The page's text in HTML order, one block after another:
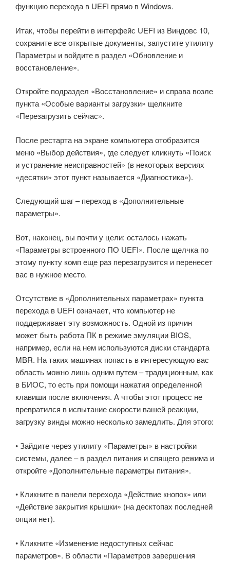
функцию перехода в UEFI прямо в Windows.
Итак, чтобы перейти в интерфейс UEFI из Виндовс 10,
сохраните все открытые документы, запустите утилиту
Параметры и войдите в раздел «Обновление и
восстановление».
Откройте подраздел «Восстановление» и справа возле
пункта «Особые варианты загрузки» щелкните
«Перезагрузить сейчас».
После рестарта на экране компьютера отобразится
меню «Выбор действия», где следует кликнуть «Поиск
и устранение неисправностей» (в некоторых версиях
«десятки» этот пункт называется «Диагностика»).
Следующий шаг – переход в «Дополнительные
параметры».
Вот, наконец, вы почти у цели: осталось нажать
«Параметры встроенного ПО UEFI». После щелчка по
этому пункту комп еще раз перезагрузится и перенесет
вас в нужное место.
Отсутствие в «Дополнительных параметрах» пункта
перехода в UEFI означает, что компьютер не
поддерживает эту возможность. Одной из причин
может быть работа ПК в режиме эмуляции BIOS,
например, если на нем используются диски стандарта
MBR. На таких машинах попасть в интересующую вас
область можно лишь одним путем – традиционным, как
в БИОС, то есть при помощи нажатия определенной
клавиши после включения. А чтобы этот процесс не
превратился в испытание скорости вашей реакции,
загрузку винды можно несколько замедлить. Для этого:
• Зайдите через утилиту «Параметры» в настройки
системы, далее – в раздел питания и спящего режима и
откройте «Дополнительные параметры питания».
• Кликните в панели перехода «Действие кнопок» или
«Действие закрытия крышки» (на десктопах последней
опции нет).
• Кликните «Изменение недоступных сейчас
параметров». В области «Параметров завершения